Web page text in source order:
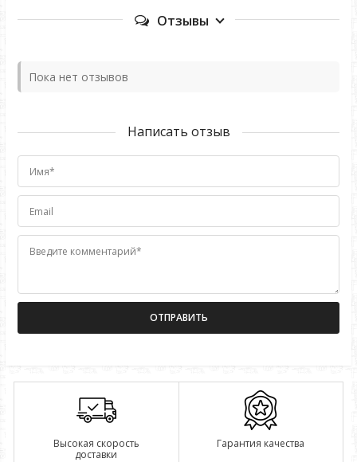
Отзывы
Пока нет отзывов
Написать отзыв
Имя*
Email
Введите комментарий*
Высокая скорость
доставки
Гарантия качества